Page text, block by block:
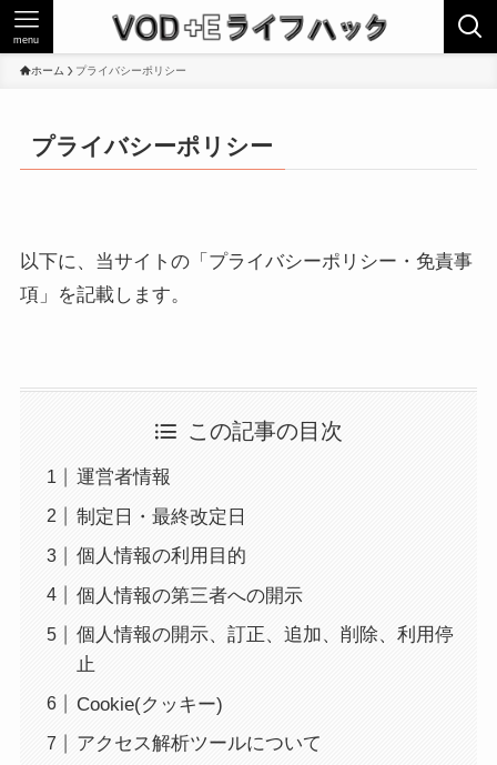
menu
ホーム プライバシーポリシー
プライバシーポリシー
以下に、当サイトの「プライバシーポリシー・免責事
項」を記載します。
この記事の目次
運営者情報
制定日・最終改定日
個人情報の利用目的
個人情報の第三者への開示
個人情報の開示、訂正、追加、削除、利用停
止
Cookie(クッキー)
アクセス解析ツールについて